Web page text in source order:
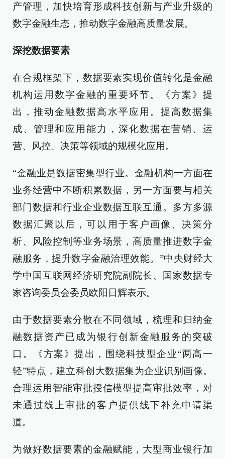
产管理，加快培育形成科技创新与产业升级的
数字金融生态，推动数字金融高质量发展。
深挖数据要素
在合规框架下，数据要素实现价值转化是金融
机构运用数字金融的重要环节。《方案》提
出，推动金融数据高水平应用。提高数据集
成、管理和应用能力，深化数据在营销、运
营、风控、决策等领域的规模化应用。
“金融业是数据密集型行业。金融机构一方面在
业务经营中不断积累数据，另一方面要与相关
部门数据和行业企业数据互联互通。多方多源
数据汇聚以后，可以用于客户画像、决策分
析、风险控制等业务场景，高质量推进数字金
融服务，提升数字金融治理效能。”中央财经大
学中国互联网经济研究院副院长、国家数据专
家咨询委员会委员欧阳日辉表示。
由于数据要素分散在不同领域，梳理和归纳金
融数据资产已成为银行创新金融服务的突破
口。《方案》提出，围绕科技型企业“两高一
轻”特点，建立科创大数据集为企业识别画像。
合理运用智能审批授信模型提高审批效率，对
未通过线上审批的客户提供线下补充申请渠
道。
为做好数据要素的金融赋能，大型商业银行加